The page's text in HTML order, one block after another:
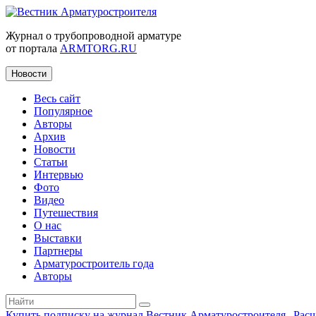
Журнал о трубопроводной арматуре
от портала ARMTORG.RU
Новости
Весь сайт
Популярное
Авторы
Архив
Новости
Статьи
Интервью
Фото
Видео
Путешествия
О нас
Выставки
Партнеры
Арматуростроитель года
Авторы